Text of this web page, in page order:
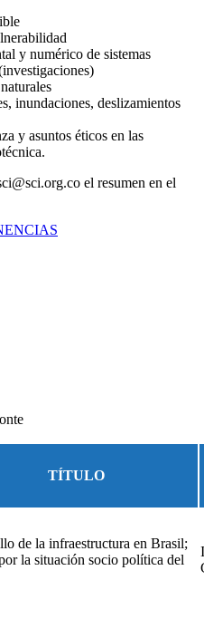
y numérico de sistemas
inundaciones, deslizamientos
y asuntos éticos en las
el resumen en el
TÍTULO
de la infraestructura en Brasil;
la situación socio política del